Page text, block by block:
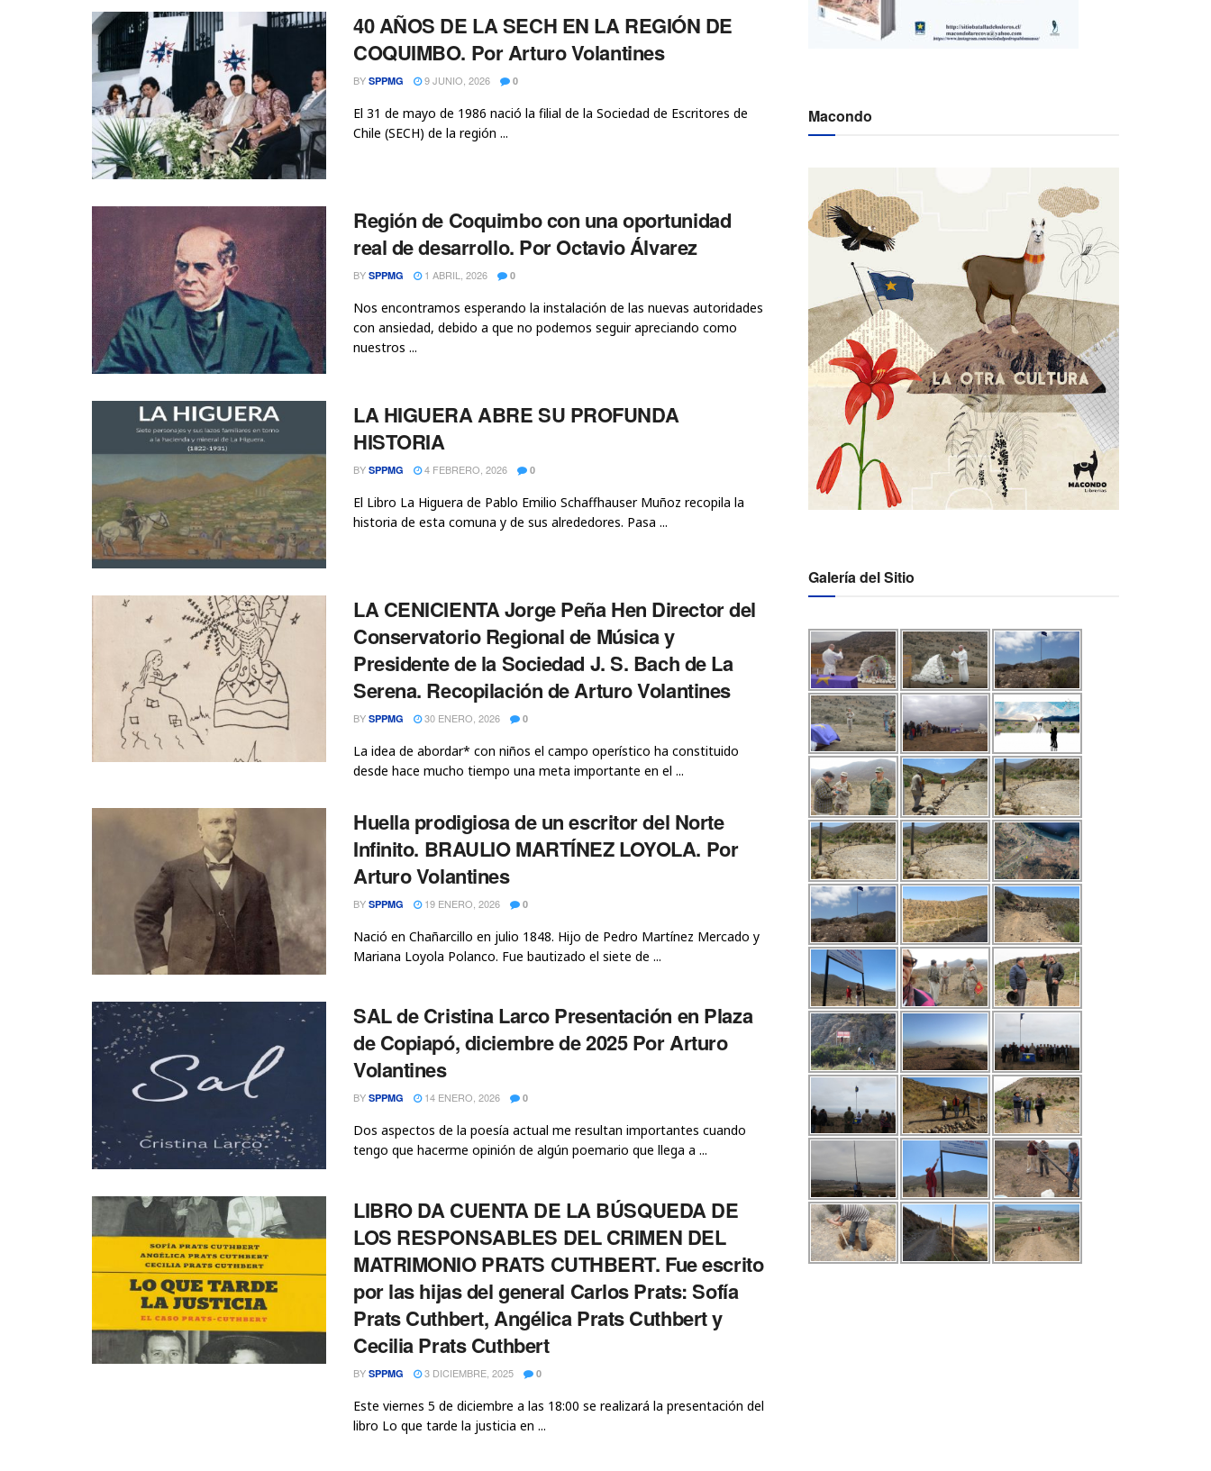
40 AÑOS DE LA SECH EN LA REGIÓN DE
COQUIMBO. Por Arturo Volantines
BY SPPMG 9 JUNIO, 2026 0
El 31 de mayo de 1986 nació la filial de la Sociedad de Escritores de
Chile (SECH) de la región ...
Región de Coquimbo con una oportunidad
real de desarrollo. Por Octavio Álvarez
BY SPPMG 1 ABRIL, 2026 0
Nos encontramos esperando la instalación de las nuevas autoridades
con ansiedad, debido a que no podemos seguir apreciando como
nuestros ...
LA HIGUERA ABRE SU PROFUNDA
HISTORIA
BY SPPMG 4 FEBRERO, 2026 0
El Libro La Higuera de Pablo Emilio Schaffhauser Muñoz recopila la
historia de esta comuna y de sus alrededores. Pasa ...
LA CENICIENTA Jorge Peña Hen Director del
Conservatorio Regional de Música y
Presidente de la Sociedad J. S. Bach de La
Serena. Recopilación de Arturo Volantines
BY SPPMG 30 ENERO, 2026 0
La idea de abordar* con niños el campo operístico ha constituido
desde hace mucho tiempo una meta importante en el ...
Huella prodigiosa de un escritor del Norte
Infinito. BRAULIO MARTÍNEZ LOYOLA. Por
Arturo Volantines
BY SPPMG 19 ENERO, 2026 0
Nació en Chañarcillo en julio 1848. Hijo de Pedro Martínez Mercado y
Mariana Loyola Polanco. Fue bautizado el siete de ...
SAL de Cristina Larco Presentación en Plaza
de Copiapó, diciembre de 2025 Por Arturo
Volantines
BY SPPMG 14 ENERO, 2026 0
Dos aspectos de la poesía actual me resultan importantes cuando
tengo que hacerme opinión de algún poemario que llega a ...
LIBRO DA CUENTA DE LA BÚSQUEDA DE
LOS RESPONSABLES DEL CRIMEN DEL
MATRIMONIO PRATS CUTHBERT. Fue escrito
por las hijas del general Carlos Prats: Sofía
Prats Cuthbert, Angélica Prats Cuthbert y
Cecilia Prats Cuthbert
BY SPPMG 3 DICIEMBRE, 2025 0
Este viernes 5 de diciembre a las 18:00 se realizará la presentación del
libro Lo que tarde la justicia en ...
Macondo
Galería del Sitio